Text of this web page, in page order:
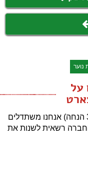
נוער
על
אנחנו משתדלים
החברה רשאית לשנות את